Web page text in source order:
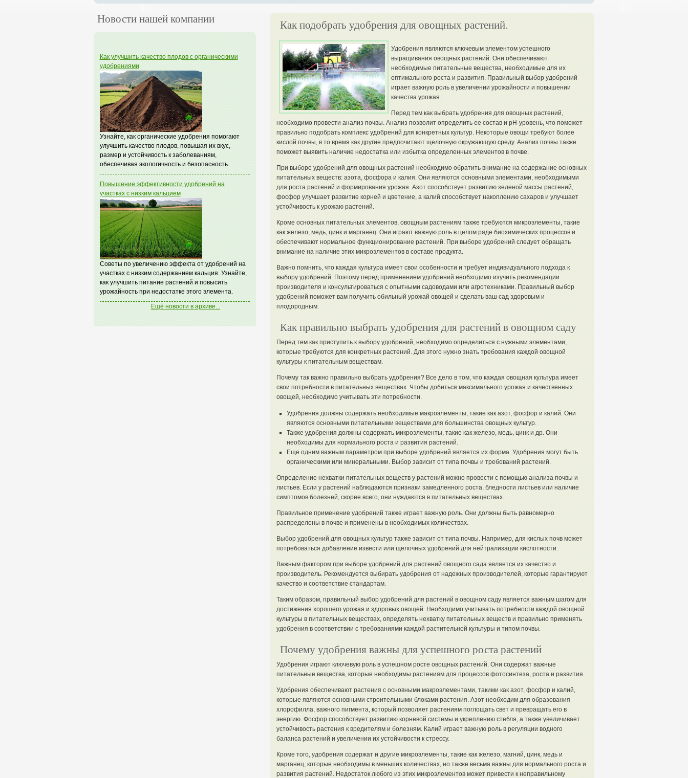
Новости нашей компании
Как улучшить качество плодов с органическими
удобрениями
Узнайте, как органические удобрения помогают
улучшить качество плодов, повышая их вкус,
размер и устойчивость к заболеваниям,
обеспечивая экологичность и безопасность.
Повышение эффективности удобрений на
участках с низким кальцием
Советы по увеличению эффекта от удобрений на
участках с низким содержанием кальция. Узнайте,
как улучшить питание растений и повысить
урожайность при недостатке этого элемента.
Ещё новости в архиве...
Как подобрать удобрения для овощных растений.
Удобрения являются ключевым элементом успешного
выращивания овощных растений. Они обеспечивают
необходимые питательные вещества, необходимые для их
оптимального роста и развития. Правильный выбор удобрений
играет важную роль в увеличении урожайности и повышении
качества урожая.
Перед тем как выбрать удобрения для овощных растений,
необходимо провести анализ почвы. Анализ позволит определить ее состав и pH-уровень, что поможет
правильно подобрать комплекс удобрений для конкретных культур. Некоторые овощи требуют более
кислой почвы, в то время как другие предпочитают щелочную окружающую среду. Анализ почвы также
поможет выявить наличие недостатка или избытка определенных элементов в почве.
При выборе удобрений для овощных растений необходимо обратить внимание на содержание основных
питательных веществ: азота, фосфора и калия. Они являются основными элементами, необходимыми
для роста растений и формирования урожая. Азот способствует развитию зеленой массы растений,
фосфор улучшает развитие корней и цветение, а калий способствует накоплению сахаров и улучшает
устойчивость к урожаю растений.
Кроме основных питательных элементов, овощным растениям также требуются микроэлементы, такие
как железо, медь, цинк и марганец. Они играют важную роль в целом ряде биохимических процессов и
обеспечивают нормальное функционирование растений. При выборе удобрений следует обращать
внимание на наличие этих микроэлементов в составе продукта.
Важно помнить, что каждая культура имеет свои особенности и требует индивидуального подхода к
выбору удобрений. Поэтому перед применением удобрений необходимо изучить рекомендации
производителя и консультироваться с опытными садоводами или агротехниками. Правильный выбор
удобрений поможет вам получить обильный урожай овощей и сделать ваш сад здоровым и
плодородным.
Как правильно выбрать удобрения для растений в овощном саду
Перед тем как приступить к выбору удобрений, необходимо определиться с нужными элементами,
которые требуются для конкретных растений. Для этого нужно знать требования каждой овощной
культуры к питательным веществам.
Почему так важно правильно выбрать удобрения? Все дело в том, что каждая овощная культура имеет
свои потребности в питательных веществах. Чтобы добиться максимального урожая и качественных
овощей, необходимо учитывать эти потребности.
Удобрения должны содержать необходимые макроэлементы, такие как азот, фосфор и калий. Они
являются основными питательными веществами для большинства овощных культур.
Также удобрения должны содержать микроэлементы, такие как железо, медь, цинк и др. Они
необходимы для нормального роста и развития растений.
Еще одним важным параметром при выборе удобрений является их форма. Удобрения могут быть
органическими или минеральными. Выбор зависит от типа почвы и требований растений.
Определение нехватки питательных веществ у растений можно провести с помощью анализа почвы и
листьев. Если у растений наблюдаются признаки замедленного роста, бледности листьев или наличие
симптомов болезней, скорее всего, они нуждаются в питательных веществах.
Правильное применение удобрений также играет важную роль. Они должны быть равномерно
распределены в почве и применены в необходимых количествах.
Выбор удобрений для овощных культур также зависит от типа почвы. Например, для кислых почв может
потребоваться добавление извести или щелочных удобрений для нейтрализации кислотности.
Важным фактором при выборе удобрений для растений овощного сада является их качество и
производитель. Рекомендуется выбирать удобрения от надежных производителей, которые гарантируют
качество и соответствие стандартам.
Таким образом, правильный выбор удобрений для растений в овощном саду является важным шагом для
достижения хорошего урожая и здоровых овощей. Необходимо учитывать потребности каждой овощной
культуры в питательных веществах, определять нехватку питательных веществ и правильно применять
удобрения в соответствии с требованиями каждой растительной культуры и типом почвы.
Почему удобрения важны для успешного роста растений
Удобрения играют ключевую роль в успешном росте овощных растений. Они содержат важные
питательные вещества, которые необходимы растениям для процессов фотосинтеза, роста и развития.
Удобрения обеспечивают растения с основными макроэлементами, такими как азот, фосфор и калий,
которые являются основными строительными блоками растения. Азот необходим для образования
хлорофилла, важного пигмента, который позволяет растениям поглощать свет и превращать его в
энергию. Фосфор способствует развитию корневой системы и укреплению стебля, а также увеличивает
устойчивость растения к вредителям и болезням. Калий играет важную роль в регуляции водного
баланса растений и увеличении их устойчивости к стрессу.
Кроме того, удобрения содержат и другие микроэлементы, такие как железо, магний, цинк, медь и
марганец, которые необходимы в меньших количествах, но также весьма важны для нормального роста и
развития растений. Недостаток любого из этих микроэлементов может привести к неправильному